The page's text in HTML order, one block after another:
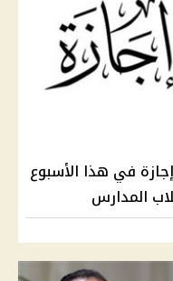
رسمية؟.. 4 أيام إجازة في هذا الأسبوع
المدارس